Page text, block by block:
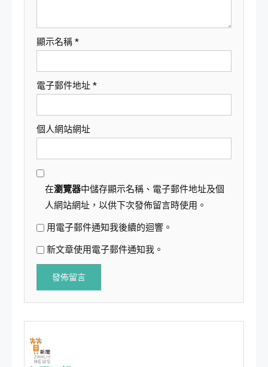
顯示名稱 *
電子郵件地址 *
個人網站網址
在瀏覽器中儲存顯示名稱、電子郵件地址及個
人網站網址，以供下次發佈留言時使用。
用電子郵件通知我後續的迴響。
新文章使用電子郵件通知我。